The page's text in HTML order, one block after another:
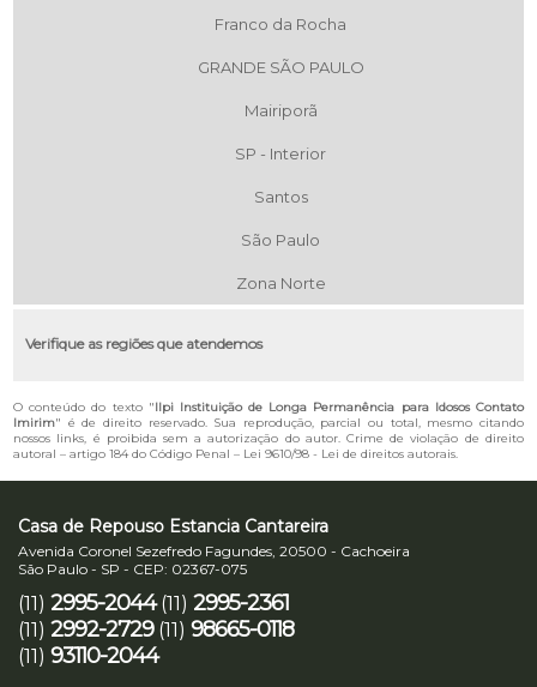
Franco da Rocha
GRANDE SÃO PAULO
Mairiporã
SP - Interior
Santos
São Paulo
Zona Norte
Verifique as regiões que atendemos
O conteúdo do texto "Ilpi Instituição de Longa Permanência para Idosos Contato
Imirim" é de direito reservado. Sua reprodução, parcial ou total, mesmo citando
nossos links, é proibida sem a autorização do autor. Crime de violação de direito
autoral – artigo 184 do Código Penal – Lei 9610/98 - Lei de direitos autorais.
Casa de Repouso Estancia Cantareira
Avenida Coronel Sezefredo Fagundes, 20500 - Cachoeira
São Paulo - SP - CEP: 02367-075
(11) 2995-2044 (11) 2995-2361
(11) 2992-2729 (11) 98665-0118
(11) 93110-2044